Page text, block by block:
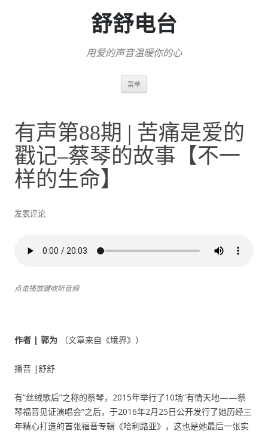
舒舒电台
用爱的声音温暖你的心
菜单
有声第88期 | 苦痛是爱的
戳记–蔡琴的故事【不一
样的生命】
发表评论
点击播放键收听音频
作者 | 郭为 （文章来自《境界》）
播音 |舒舒
有“丝绒歌后”之称的蔡琴，2015年举行了10场“有情天地——蔡
琴福音见证演唱会”之后，于2016年2月25日公开发行了她历经三
年精心打造的首张福音专辑《哈利路亚》，这也是她最后一张实